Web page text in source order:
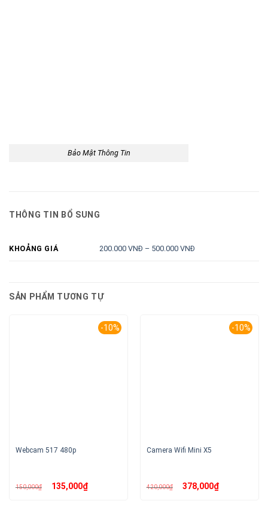
Bảo Mật Thông Tin
THÔNG TIN BỔ SUNG
KHOẢNG GIÁ 200.000 VNĐ – 500.000 VNĐ
SẢN PHẨM TƯƠNG TỰ
-10%
Webcam 517 480p
150,000₫ Giá
gốc135,000₫Giá
-10%
Camera Wifi Mini X5
420,000₫ Giá
gốc378,000₫Giá